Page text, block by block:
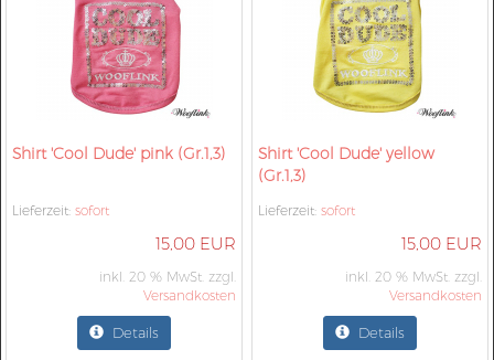
Shirt 'Cool Dude' pink (Gr.1,3)
Lieferzeit: sofort
15,00 EUR
inkl. 20 % MwSt. zzgl.
Versandkosten
Details
Shirt 'Cool Dude' yellow
(Gr.1,3)
Lieferzeit: sofort
15,00 EUR
inkl. 20 % MwSt. zzgl.
Versandkosten
Details